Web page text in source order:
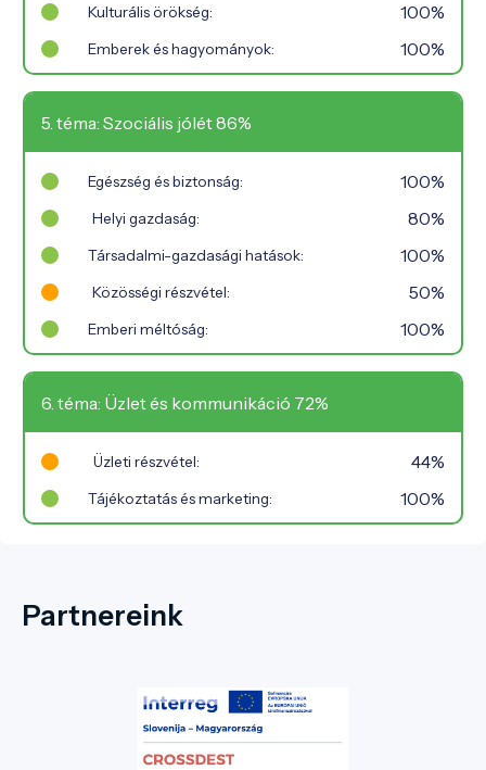
Kulturális örökség: 100%
Emberek és hagyományok: 100%
5. téma: Szociális jólét 86%
Egészség és biztonság: 100%
Helyi gazdaság: 80%
Társadalmi-gazdasági hatások: 100%
Közösségi részvétel: 50%
Emberi méltóság: 100%
6. téma: Üzlet és kommunikáció 72%
Üzleti részvétel: 44%
Tájékoztatás és marketing: 100%
Partnereink